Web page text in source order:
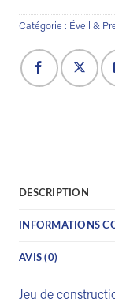
Catégorie : Éveil &
DESCRIPTION
INFORMATIONS
AVIS (0)
Jeu de